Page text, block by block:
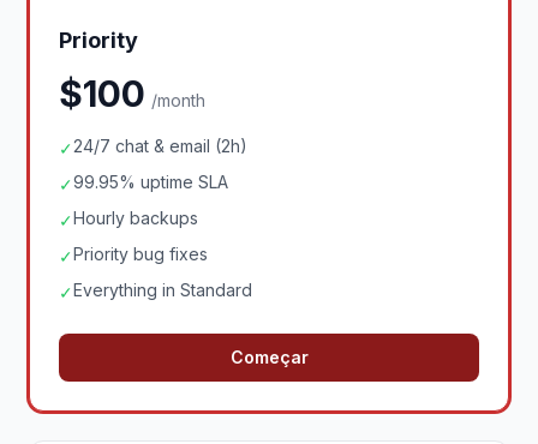
Priority
$100 /month
✓24/7 chat & email (2h)
✓99.95% uptime SLA
✓Hourly backups
✓Priority bug fixes
✓Everything in Standard
Começar